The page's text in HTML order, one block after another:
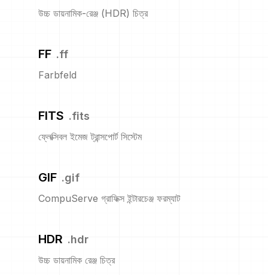
উচ্চ ডায়নামিক-রেঞ্জ (HDR) চিত্র
FF .ff
Farbfeld
FITS .fits
ফ্লেক্সিবল ইমেজ ট্রান্সপোর্ট সিস্টেম
GIF .gif
CompuServe গ্রাফিক্স ইন্টারচেঞ্জ ফরম্যাট
HDR .hdr
উচ্চ ডায়নামিক রেঞ্জ চিত্র